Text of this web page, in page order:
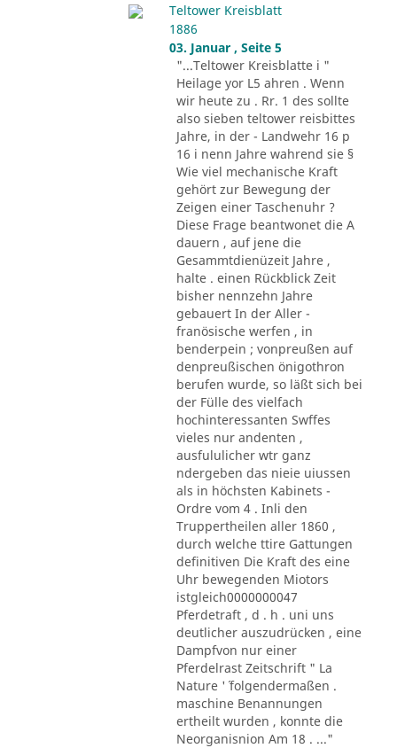
Teltower Kreisblatt
1886
03. Januar , Seite 5
"...Teltower Kreisblatte i "
Heilage yor L5 ahren . Wenn
wir heute zu . Rr. 1 des sollte
also sieben teltower reisbittes
Jahre, in der - Landwehr 16 p
16 i nenn Jahre wahrend sie §
Wie viel mechanische Kraft
gehört zur Bewegung der
Zeigen einer Taschenuhr ?
Diese Frage beantwonet die A
dauern , auf jene die
Gesammtdienüzeit Jahre ,
halte . einen Rückblick Zeit
bisher nennzehn Jahre
gebauert In der Aller -
franösische werfen , in
benderpein ; vonpreußen auf
denpreußischen önigothron
berufen wurde, so läßt sich bei
der Fülle des vielfach
hochinteressanten Swffes
vieles nur andenten ,
ausfululicher wtr ganz
ndergeben das nieie uiussen
als in höchsten Kabinets -
Ordre vom 4 . Inli den
Truppertheilen aller 1860 ,
durch welche ttire Gattungen
definitiven Die Kraft des eine
Uhr bewegenden Miotors
istgleich0000000047
Pferdetraft , d . h . uni uns
deutlicher auszudrücken , eine
Dampfvon nur einer
Pferdelrast Zeitschrift " La
Nature '´ folgendermaßen .
maschine Benannungen
ertheilt wurden , konnte die
Neorganisnion Am 18 . ..."